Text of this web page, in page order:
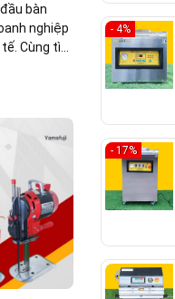
bàn
nghiệp
Cùng tìm
- 4%
- 17%